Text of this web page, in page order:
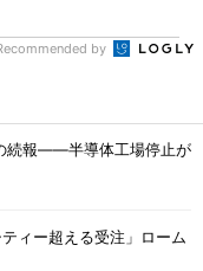
by
続報――半導体工場停止が
ィー超える受注」ローム